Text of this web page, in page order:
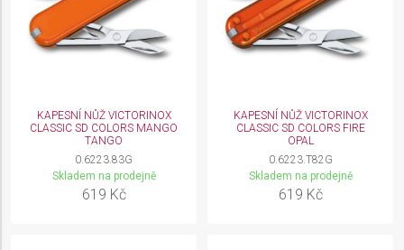
KAPESNÍ NŮŽ VICTORINOX
CLASSIC SD COLORS MANGO
TANGO
0.6223.83G
Skladem na prodejně
619 Kč
KAPESNÍ NŮŽ VICTORINOX
CLASSIC SD COLORS FIRE
OPAL
0.6223.T82G
Skladem na prodejně
619 Kč